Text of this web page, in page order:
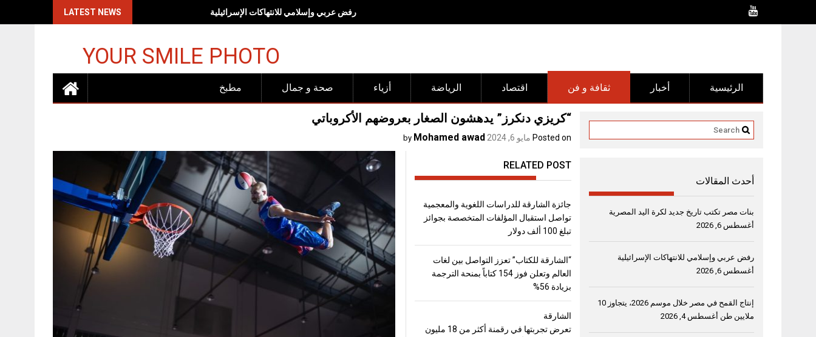
LATEST NEWS رفض عربي وإسلامي للانتهاكات الإسرائيلية
YOUR SMILE PHOTO
مطبخ صحة و جمال أزياء الرياضة اقتصاد ثقافة و فن أخبار الرئيسية
“كريزي دنكرز” يدهشون الصغار بعروضهم الأكروباتي
Posted on مايو 6, 2024 by
Mohamed awad
RELATED POST
جائزة الشارقة للدراسات اللغوية والمعجمية
تواصل استقبال المؤلفات المتخصصة بجوائز
تبلغ 100 ألف دولار
“الشارقة للكتاب” تعزز التواصل بين لغات
العالم وتعلن فوز 154 كتاباً بمنحة الترجمة
بزيادة 56%
الشارقة
تعرض تجربتها في رقمنة أكثر من 18 مليون
أحدث المقالات
بنات مصر تكتب تاريخ جديد لكرة اليد المصرية
أغسطس 6, 2026
رفض عربي وإسلامي للانتهاكات الإسرائيلية
أغسطس 6, 2026
إنتاج القمح في مصر خلال موسم 2026، يتجاوز 10
ملايين طن أغسطس 4, 2026